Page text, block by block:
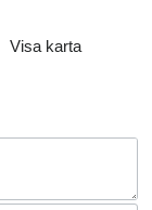
Visa karta